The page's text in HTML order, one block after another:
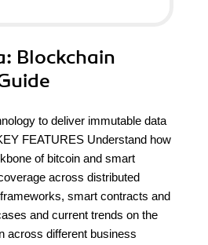
: Blockchain
to deliver immutable data
FEATURES Understand how
of bitcoin and smart
across distributed
smart contracts and
and current trends on the
across different business